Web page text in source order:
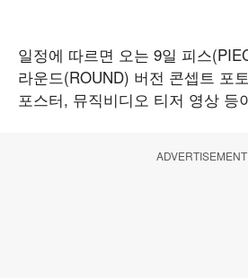
일정에 따르면 오는 9일 피스
라운드(ROUND) 버전 콘셉트 포
포스터, 뮤직비디오 티저 영상 등
ADVERTISEMENT